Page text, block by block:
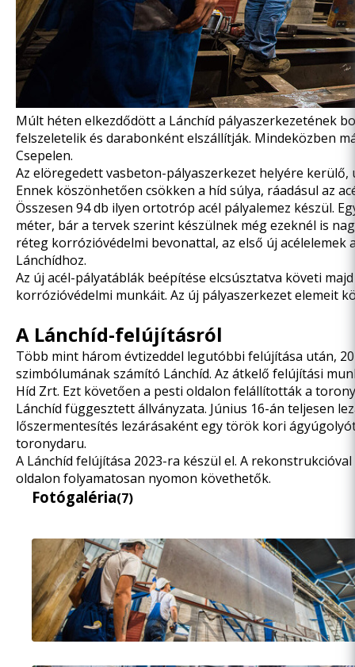
Múlt héten elkezdődött a Lánchíd pályaszerkezetének
felszeletelik és darabonként elszállítják. Mindeközben
Csepelen.
Az elöregedett vasbeton-pályaszerkezet helyére
Ennek köszönhetően csökken a híd súlya, ráadásul az
Összesen 94 db ilyen ortotróp acél pályalemez készül.
méter, bár a tervek szerint készülnek még ezeknél is
réteg korrózióvédelmi bevonattal, az első új
Lánchídhoz.
Az új acél-pályatáblák beépítése elcsúsztatva követi
korrózióvédelmi munkáit. Az új pályaszerkezet elemeit
A Lánchíd-felújításról
Több mint három évtizeddel legutóbbi felújítása után,
szimbólumának számító Lánchíd. Az átkelő felújítási
Híd Zrt. Ezt követően a pesti oldalon felállították a
Lánchíd függesztett állványzata. Június 16-án teljesen
lőszermentesítés lezárásaként egytörök kori
toronydaru.
A Lánchíd felújítása 2023-ra készül el. A
oldalon folyamatosan nyomon követhetők.
Fotógaléria(7)